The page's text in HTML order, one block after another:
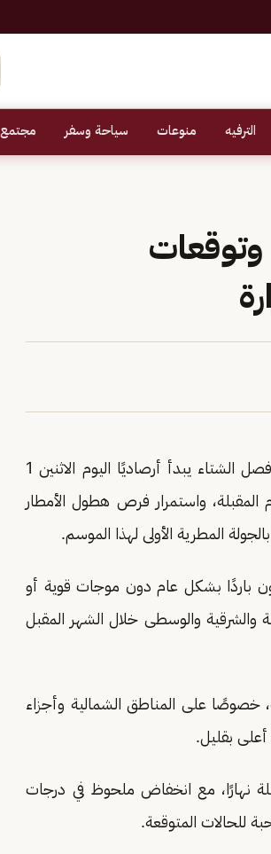
الترفيه منوعات سياحة وسفر مجتمع
وتوقعات
أوضح المتحدث الرسمي للمركز الوطني للأرصاد حسين القحطانيـ أن فصل الشتاء يبدأ أرصاديًا اليوم الاثنين 1
المقبلة، واستمرار فرص هطول الأمطار
المطرية الأولى لهذا الموسم.
أن المؤشرات الأولية تشير إلى أن شتاء 2025 سيكون باردًا بشكل عام دون موجات قوية أو
والشرقية والوسطى خلال الشهر المقبل
خصوصًا على المناطق الشمالية وأجزاء
أعلى بقليل.
نهارًا، مع انخفاض ملحوظ في درجات
للحالات المتوقعة.